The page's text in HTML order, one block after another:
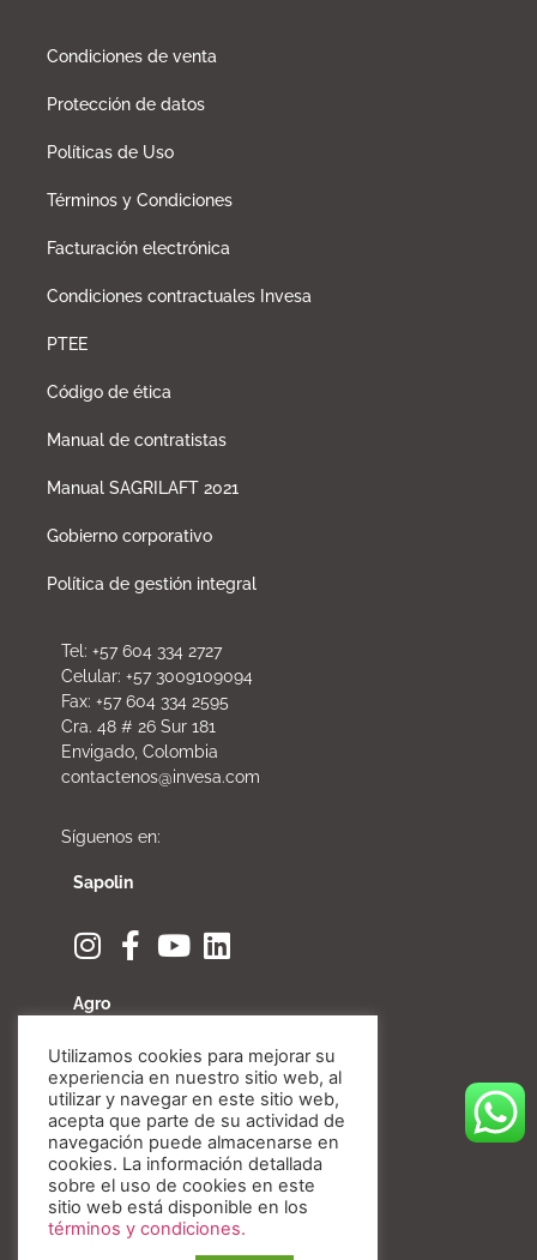
Condiciones de venta
Protección de datos
Políticas de Uso
Términos y Condiciones
Facturación electrónica
Condiciones contractuales Invesa
PTEE
Código de ética
Manual de contratistas
Manual SAGRILAFT 2021
Gobierno corporativo
Política de gestión integral
Tel: +57 604 334 2727
Celular: +57 3009109094
Fax: +57 604 334 2595
Cra. 48 # 26 Sur 181
Envigado, Colombia
contactenos@invesa.com
Síguenos en:
Sapolin
Agro
Fibratore
Utilizamos cookies para mejorar su
experiencia en nuestro sitio web, al
utilizar y navegar en este sitio web,
acepta que parte de su actividad de
navegación puede almacenarse en
cookies. La información detallada
sobre el uso de cookies en este
sitio web está disponible en los
términos y condiciones.